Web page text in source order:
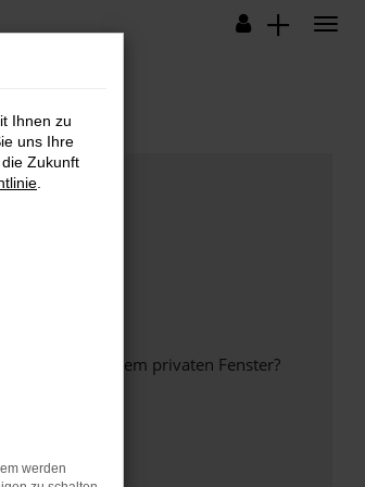
oder in einem privaten Fenster?
werden.
Ihnen zu
uns Ihre
Zukunft
werden